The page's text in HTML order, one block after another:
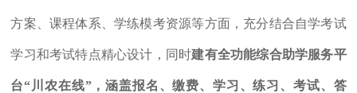
方案、课程体系、学练模考资源等方面，充分结合自学考试
学习和考试特点精心设计，同时建有全功能综合助学服务平
台“川农在线”，涵盖报名、缴费、学习、练习、考试、答